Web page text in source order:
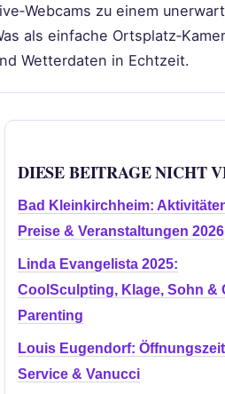
zu einem
als einfache
Wetterdaten in Echtzeit.
DIESE BEITRAGE NICHT
Bad Kleinkirchheim:
Preise & Veranstaltungen 2026
Linda Evangelista 2025:
CoolSculpting, Klage, Sohn &
Parenting
Louis Eugendorf:
Service & Vanucci